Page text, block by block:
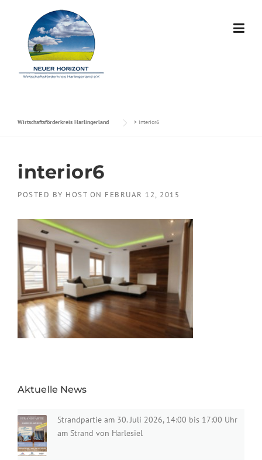
Wirtschaftsförderkreis Harlingerland > interior6
interior6
POSTED BY HOST ON FEBRUAR 12, 2015
Aktuelle News
Strandpartie am 30. Juli 2026, 14:00 bis 17:00 Uhr
am Strand von Harlesiel